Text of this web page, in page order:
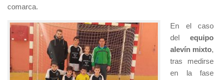
comarca.
En el caso
del equipo
alevín mixto,
tras medirse
en la fase